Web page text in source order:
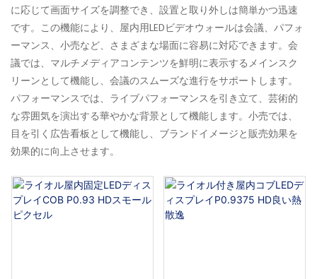
に応じて画面サイズを調整でき、設置と取り外しは簡単かつ迅速
です。この機能により、屋内用LEDビデオウォールは会議、パフォ
ーマンス、小売など、さまざまな場面に容易に対応できます。会
議では、マルチメディアコンテンツを鮮明に表示するメインスク
リーンとして機能し、会議のスムーズな進行をサポートします。
パフォーマンスでは、ライブパフォーマンスを引き立て、芸術的
な雰囲気を演出する華やかな背景として機能します。小売では、
目を引く広告看板として機能し、ブランドイメージと販売効果を
効果的に向上させます。